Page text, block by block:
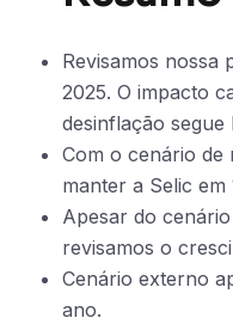
Revisamos nossa
2025. O impacto
desinflação segue
Com o cenário de
manter a Selic
Apesar do
revisamos o
Cenário externo
ano.